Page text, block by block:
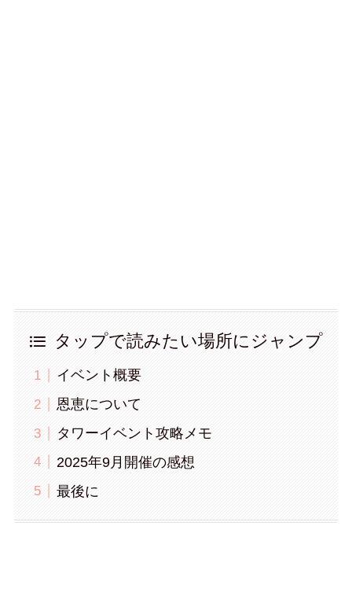
タップで読みたい場所にジャンプ
イベント概要
恩恵について
タワーイベント攻略メモ
2025年9月開催の感想
最後に